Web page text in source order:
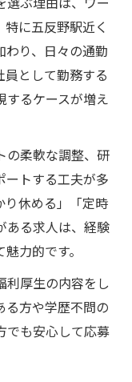
に五反野駅近く
わり、日々の通勤
として勤務する
するケースが増え
の柔軟な調整、研
ートする工夫が多
り休める」「定時
ある求人は、経験
力的です。
利厚生の内容をし
る方や学歴不問の
でも安心して応募